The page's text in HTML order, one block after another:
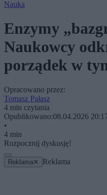
Nauka
Enzymy
Naukowcy
porządek w
Opracowano przez:
Tomasz Pałasz
4 min czytania
Opublikowano:08.04.2026
•
4 min
Rozpocznij dyskusję!
Reklama ✕ Reklama